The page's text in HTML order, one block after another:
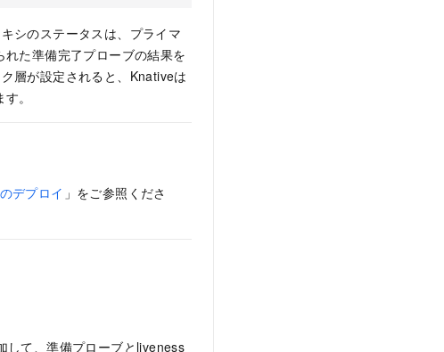
シのステータスは、プライマ
た準備完了プローブの結果を
層が設定されると、Knativeは
。
デプロイ 」をご参照くださ
して、準備プローブとliveness